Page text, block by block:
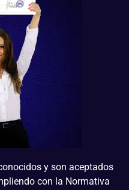
y son aceptados
con la Normativa